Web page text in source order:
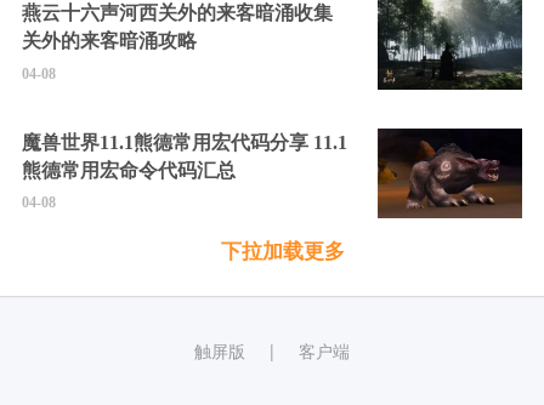
燕云十六声河西关外的来客暗涌收集
关外的来客暗涌攻略
04-08
魔兽世界11.1熊德常用宏代码分享 11.1
熊德常用宏命令代码汇总
04-08
下拉加载更多
触屏版 | 客户端